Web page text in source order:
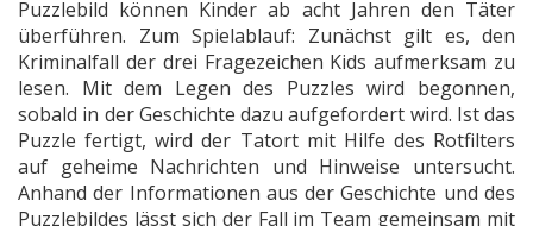
Puzzlebild können Kinder ab acht Jahren den Täter
überführen. Zum Spielablauf: Zunächst gilt es, den
Kriminalfall der drei Fragezeichen Kids aufmerksam zu
lesen. Mit dem Legen des Puzzles wird begonnen,
sobald in der Geschichte dazu aufgefordert wird. Ist das
Puzzle fertigt, wird der Tatort mit Hilfe des Rotfilters
auf geheime Nachrichten und Hinweise untersucht.
Anhand der Informationen aus der Geschichte und des
Puzzlebildes lässt sich der Fall im Team gemeinsam mit